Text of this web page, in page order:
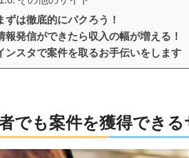
ずは徹底的にパクろう！
報発信ができたら収入の幅が増える！
ンスタで案件を取るお手伝いをします
でも案件を獲得でき